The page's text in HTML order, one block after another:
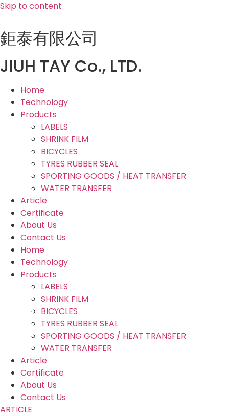
Skip to content
鉅泰有限公司
JIUH TAY Co., LTD.
Home
Technology
Products
LABELS
SHRINK FILM
BICYCLES
TYRES RUBBER SEAL
SPORTING GOODS / HEAT TRANSFER
WATER TRANSFER
Article
Certificate
About Us
Contact Us
Home
Technology
Products
LABELS
SHRINK FILM
BICYCLES
TYRES RUBBER SEAL
SPORTING GOODS / HEAT TRANSFER
WATER TRANSFER
Article
Certificate
About Us
Contact Us
ARTICLE